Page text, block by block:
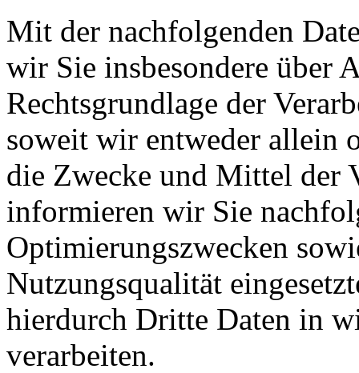
Mit der nachfolgenden
wir Sie insbesondere über
Rechtsgrundlage der
soweit wir entweder allein
die Zwecke und Mittel der
informieren wir Sie
Optimierungszwecken
Nutzungsqualität
hierdurch Dritte Daten in
verarbeiten.